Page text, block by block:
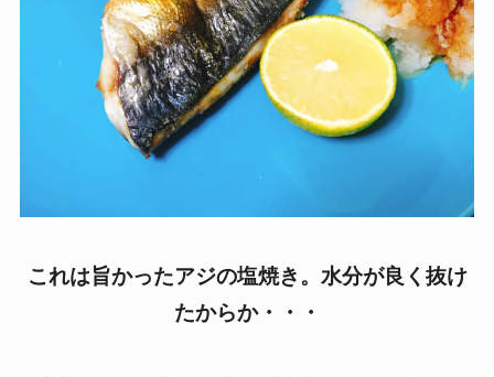
これは旨かったアジの塩焼き。水分が良く抜け
たからか・・・